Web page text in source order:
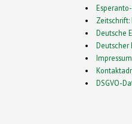
Deutsche
Deutscher
Impressum
DSGVO-